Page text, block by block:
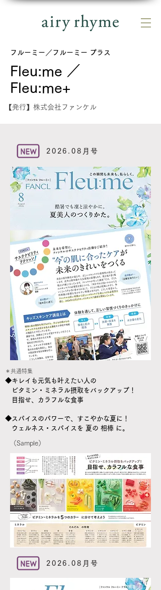
フルーミー／フルーミー プラス
Fleu:me ／
Fleu:me+
【発行】株式会社ファンケル
2026.08月号
＊共通特集
​◆キレイも元気も叶えたい人の
ビタミン・ミネラル摂取をバックアップ！
目指せ、カラフルな食事
◆スパイスのパワーで、すこやかな夏に！
ウェルネス・スパイスを 夏の 相棒 に。
（Sample）
2026.08月号